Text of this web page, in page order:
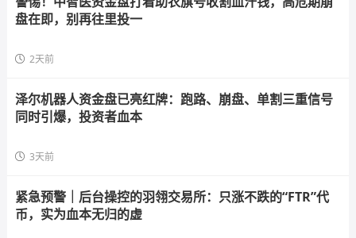
盘在即，别再往里投一
2天前
泽尔机器人资金盘已亮红牌：跑路、崩盘、单割三重信号
同时引爆，投资者血本
3天前
紧急预警｜后台操控的羽翎交易所：只涨不跌的“FTR”代
币，实为血本无归的虚